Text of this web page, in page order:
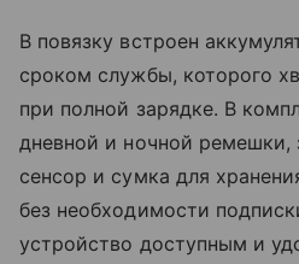
В повязку встроен
сроком службы, которого
при полной зарядке. В
дневной и ночной ремешки,
сенсор и сумка для
без необходимости
устройство доступным и